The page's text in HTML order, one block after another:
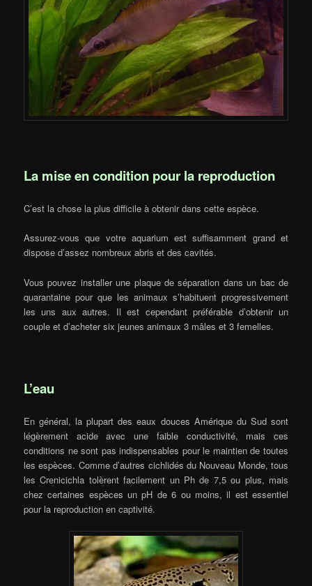
La mise en condition pour la reproduction
C’est la chose la plus difficile à obtenir dans cette espèce.
Assurez-vous que votre aquarium est suffisamment grand et
dispose d’assez nombreux abris et des cavités.
Vous pouvez installer une plaque de séparation dans un bac de
quarantaine pour que les animaux s’habituent progressivement
les uns aux autres. Il est cependant préférable d’obtenir un
couple et d’acheter six jeunes animaux 3 mâles et 3 femelles.
L’eau
En général, la plupart des eaux douces Amérique du Sud sont
légèrement acide avec une faible conductivité, mais ces
conditions ne sont pas indispensables pour le maintien de toutes
les espèces. Comme d’autres cichlidés du Nouveau Monde, tous
les Crenicichla tolèrent facilement un Ph de 7,5 ou plus, mais
chez certaines espèces un pH de 6 ou moins, il est essentiel
pour la reproduction en captivité.